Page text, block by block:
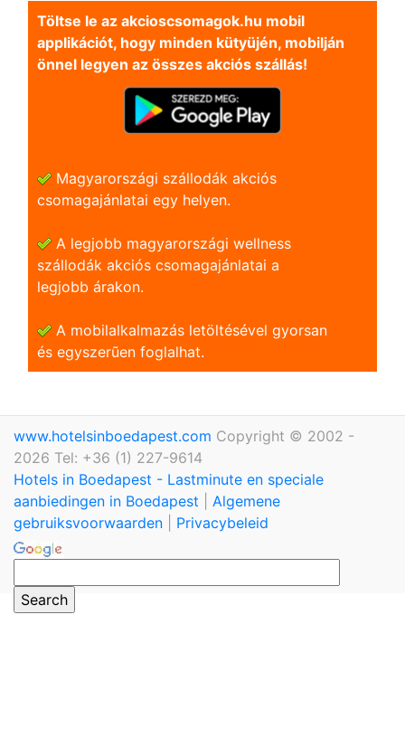
Töltse le az akcioscsomagok.hu mobil
applikációt, hogy minden kütyüjén, mobilján
önnel legyen az összes akciós szállás!
Magyarországi szállodák akciós
csomagajánlatai egy helyen.
A legjobb magyarországi wellness
szállodák akciós csomagajánlatai a
legjobb árakon.
A mobilalkalmazás letöltésével gyorsan
és egyszerũen foglalhat.
www.hotelsinboedapest.com Copyright © 2002 -
2026 Tel: +36 (1) 227-9614
Hotels in Boedapest - Lastminute en speciale
aanbiedingen in Boedapest
Algemene
gebruiksvoorwaarden
Privacybeleid